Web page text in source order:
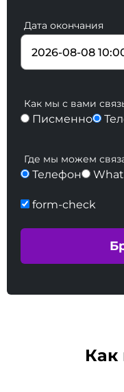
Дата окончания
Как мы с вами
Писменно
Где мы можем
Телефон
form-check
Как